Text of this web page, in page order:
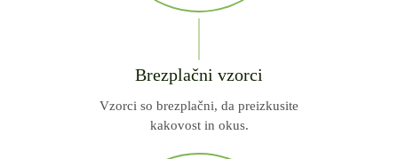
Brezplačni vzorci
Vzorci so brezplačni, da preizkusite
kakovost in okus.